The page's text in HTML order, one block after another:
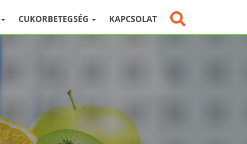
CUKORBETEGSÉG KAPCSOLAT